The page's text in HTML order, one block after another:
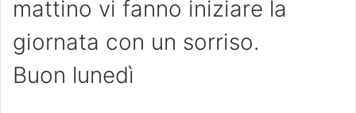
mattino vi fanno iniziare la
giornata con un sorriso.
Buon lunedì